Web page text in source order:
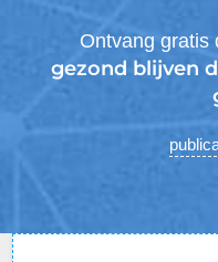
Ontvang gratis
gezond blijven